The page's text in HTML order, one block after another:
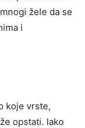
žele da se
i
koje vrste,
opstati. Iako